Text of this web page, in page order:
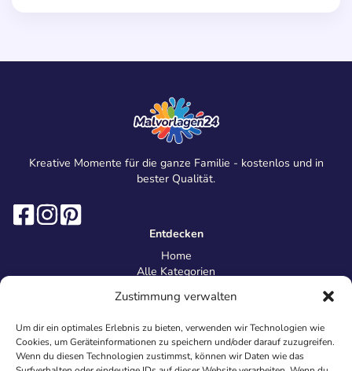
Zustimmung verwalten
Um dir ein optimales Erlebnis zu bieten, verwenden wir Technologien wie
Cookies, um Geräteinformationen zu speichern und/oder darauf zuzugreifen.
Wenn du diesen Technologien zustimmst, können wir Daten wie das
Kreative Momente für die ganze Familie - kostenlos und in
bester Qualität.
Entdecken
Home
Alle Kategorien
Information
Über uns
Kontakt
Inhaltsrichtlinien